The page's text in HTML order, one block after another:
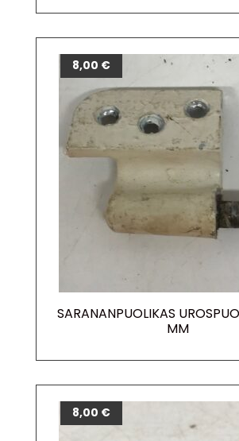
SARANANPUOLIKAS
MM
8,00 €
8,00 €